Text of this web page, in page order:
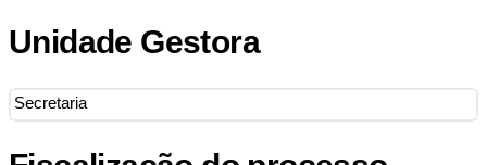
Unidade Gestora
Secretaria